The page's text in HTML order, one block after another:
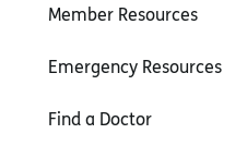
Member Resources
Emergency Resources
Find a Doctor